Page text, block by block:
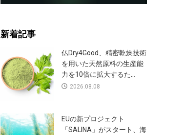
新着記事
仏Dry4Good、精密乾燥技術
を用いた天然原料の生産能
力を10倍に拡大するた...
2026.08.08
EUの新プロジェクト
「SALINA」がスタート、海